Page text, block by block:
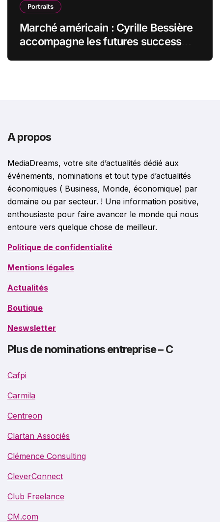
Portraits
Marché américain : Cyrille Bessière
accompagne les futures success
A propos
MediaDreams, votre site d’actualités dédié aux
événements, nominations et tout type d’actualités
économiques ( Business, Monde, économique) par
domaine ou par secteur. ! Une information positive,
enthousiaste pour faire avancer le monde qui nous
entoure vers quelque chose de meilleur.
Politique de confidentialité
Mentions légales
Actualités
Boutique
Neswsletter
Plus de nominations entreprise – C
Cafpi
Carmila
Centreon
Clartan Associés
Clémence Consulting
CleverConnect
Club Freelance
CM.com